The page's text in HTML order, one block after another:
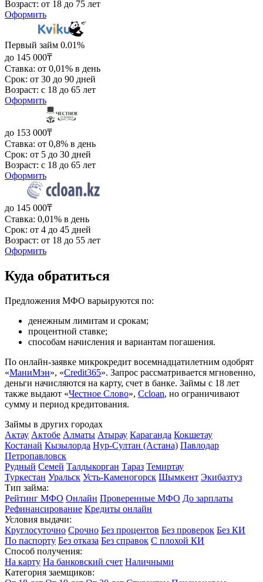
Возраст: от 18 до 75 лет
Оформить
Первый займ 0.01%
до 145 000₸
Ставка: от 0,01% в день
Срок: от 30 до 90 дней
Возраст: с 18 до 65 лет
Оформить
до 153 000₸
Ставка: от 0,8% в день
Срок: от 5 до 30 дней
Возраст: с 18 до 65 лет
Оформить
до 145 000₸
Ставка: 0,01% в день
Срок: от 4 до 45 дней
Возраст: от 18 до 55 лет
Оформить
Куда обратиться
Предложения МФО варьируются по:
денежным лимитам и срокам;
процентной ставке;
способам начисления и вариантам погашения.
По онлайн-заявке микрокредит восемнадцатилетним одобрят
«МаниМэн», «Credit365». Запрос рассматривается мгновенно,
деньги начисляются на карту, счет в банке. Займы с 18 лет
также выдают «Честное Слово», Ccloan, но ограничивают
сумму и период кредитования.
Займы в других городах
Актау Актобе Алматы Атырау Караганда Кокшетау
Костанай Кызылорда Нур-Султан (Астана) Павлодар
Петропавловск
Рудный Семей Талдыкорган Тараз Темиртау
Туркестан Уральск Усть-Каменогорск Шымкент Экибазтуз
Тип займа:
Рейтинг МФО Онлайн Проверенные МФО До зарплаты
Рефинансирование Кредиты онлайн
Условия выдачи:
Круглосуточно Срочно Без процентов Без проверок Без КИ
По паспорту Без отказа Без справок С плохой КИ
Способ получения:
На карту На банковский счет Наличными
Категория заемщиков: